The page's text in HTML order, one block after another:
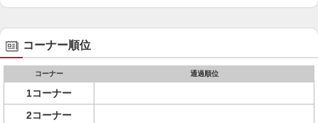
コーナー順位
コーナー 通過順位
1コーナー
2コーナー